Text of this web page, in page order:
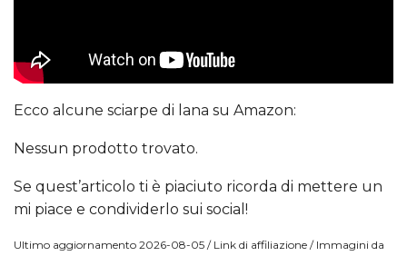
Ecco alcune sciarpe di lana su Amazon:
Nessun prodotto trovato.
Se quest’articolo ti è piaciuto ricorda di mettere un
mi piace e condividerlo sui social!
Ultimo aggiornamento 2026-08-05 / Link di affiliazione / Immagini da